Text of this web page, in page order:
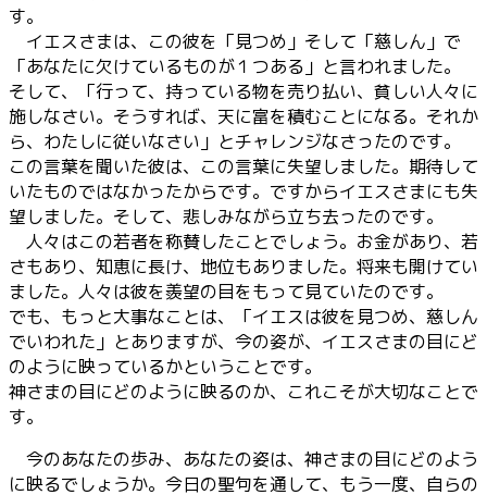
す。
イエスさまは、この彼を「見つめ」そして「慈しん」で
「あなたに欠けているものが１つある」と言われました。
そして、「行って、持っている物を売り払い、貧しい人々に
施しなさい。そうすれば、天に富を積むことになる。それか
ら、わたしに従いなさい」とチャレンジなさったのです。
この言葉を聞いた彼は、この言葉に失望しました。期待して
いたものではなかったからです。ですからイエスさまにも失
望しました。そして、悲しみながら立ち去ったのです。
人々はこの若者を称賛したことでしょう。お金があり、若
さもあり、知恵に長け、地位もありました。将来も開けてい
ました。人々は彼を羨望の目をもって見ていたのです。
でも、もっと大事なことは、「イエスは彼を見つめ、慈しん
でいわれた」とありますが、今の姿が、イエスさまの目にど
のように映っているかということです。
神さまの目にどのように映るのか、これこそが大切なことで
す。
今のあなたの歩み、あなたの姿は、神さまの目にどのよう
に映るでしょうか。今日の聖句を通して、もう一度、自らの